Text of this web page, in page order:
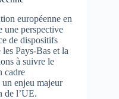
européenne en
une perspective
de dispositifs
Pays-Bas et la
à suivre le
cadre
enjeu majeur
de l’UE.